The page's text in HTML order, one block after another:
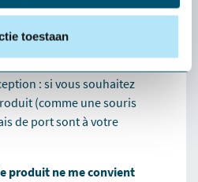
toestaan
d'essai sont
: si vous souhaitez
(comme une souris
de port sont à votre
produit ne me convient